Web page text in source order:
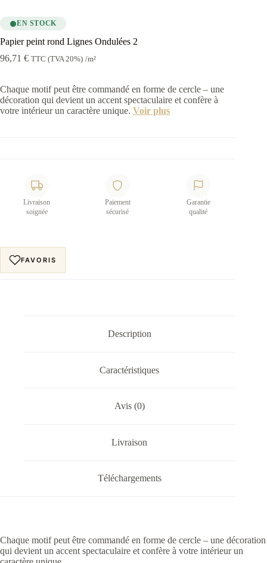
EN STOCK
Papier peint rond Lignes Ondulées 2
96,71 € TTC (TVA 20%) /m²
Chaque motif peut être commandé en forme de cercle – une
décoration qui devient un accent spectaculaire et confère à
votre intérieur un caractère unique. Voir plus
Livraison
soignée
Paiement
sécurisé
Garantie
qualité
FAVORIS
Description
Caractéristiques
Avis (0)
Livraison
Téléchargements
Chaque motif peut être commandé en forme de cercle – une décoration
qui devient un accent spectaculaire et confère à votre intérieur un